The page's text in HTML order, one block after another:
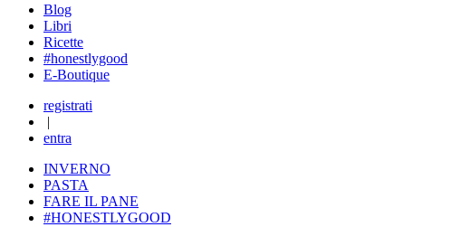
Blog
Libri
Ricette
#honestlygood
E-Boutique
registrati
|
entra
INVERNO
PASTA
FARE IL PANE
#HONESTLYGOOD